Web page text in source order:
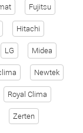
Fujitsu
Hitachi
LG Midea
Newtek
Royal Clima
Zerten